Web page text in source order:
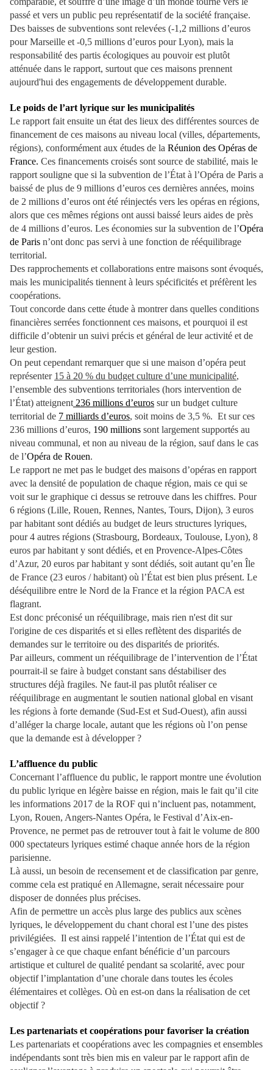
passé et vers un public peu représentatif de la société française.
Des baisses de subventions sont relevées (-1,2 millions d’euros
pour Marseille et -0,5 millions d’euros pour Lyon), mais la
responsabilité des partis écologiques au pouvoir est plutôt
atténuée dans le rapport, surtout que ces maisons prennent
aujourd'hui des engagements de développement durable.
Le poids de l’art lyrique sur les municipalités
Le rapport fait ensuite un état des lieux des différentes sources de
financement de ces maisons au niveau local (villes, départements,
régions), conformément aux études de la Réunion des Opéras de
France. Ces financements croisés sont source de stabilité, mais le
rapport souligne que si la subvention de l’État à l’Opéra de Paris a
baissé de plus de 9 millions d’euros ces dernières années, moins
de 2 millions d’euros ont été réinjectés vers les opéras en régions,
alors que ces mêmes régions ont aussi baissé leurs aides de près
de 4 millions d’euros. Les économies sur la subvention de l’Opéra
de Paris n’ont donc pas servi à une fonction de rééquilibrage
territorial.
Des rapprochements et collaborations entre maisons sont évoqués,
mais les municipalités tiennent à leurs spécificités et préfèrent les
coopérations.
Tout concorde dans cette étude à montrer dans quelles conditions
financières serrées fonctionnent ces maisons, et pourquoi il est
difficile d’obtenir un suivi précis et général de leur activité et de
leur gestion.
On peut cependant remarquer que si une maison d’opéra peut
représenter 15 à 20 % du budget culture d’une municipalité,
l’ensemble des subventions territoriales (hors intervention de
l’État) atteignent 236 millions d’euros sur un budget culture
territorial de 7 milliards d’euros, soit moins de 3,5 %. Et sur ces
236 millions d’euros, 190 millions sont largement supportés au
niveau communal, et non au niveau de la région, sauf dans le cas
de l’Opéra de Rouen.
Le rapport ne met pas le budget des maisons d’opéras en rapport
avec la densité de population de chaque région, mais ce qui se
voit sur le graphique ci dessus se retrouve dans les chiffres. Pour
6 régions (Lille, Rouen, Rennes, Nantes, Tours, Dijon), 3 euros
par habitant sont dédiés au budget de leurs structures lyriques,
pour 4 autres régions (Strasbourg, Bordeaux, Toulouse, Lyon), 8
euros par habitant y sont dédiés, et en Provence-Alpes-Côtes
d’Azur, 20 euros par habitant y sont dédiés, soit autant qu’en Île
de France (23 euros / habitant) où l’État est bien plus présent. Le
déséquilibre entre le Nord de la France et la région PACA est
flagrant.
Est donc préconisé un rééquilibrage, mais rien n'est dit sur
l'origine de ces disparités et si elles reflètent des disparités de
demandes sur le territoire ou des disparités de priorités.
Par ailleurs, comment un rééquilibrage de l’intervention de l’État
pourrait-il se faire à budget constant sans déstabiliser des
structures déjà fragiles. Ne faut-il pas plutôt réaliser ce
rééquilibrage en augmentant le soutien national global en visant
les régions à forte demande (Sud-Est et Sud-Ouest), afin aussi
d’alléger la charge locale, autant que les régions où l’on pense
que la demande est à développer ?
L’affluence du public
Concernant l’affluence du public, le rapport montre une évolution
du public lyrique en légère baisse en région, mais le fait qu’il cite
les informations 2017 de la ROF qui n’incluent pas, notamment,
Lyon, Rouen, Angers-Nantes Opéra, le Festival d’Aix-en-
Provence, ne permet pas de retrouver tout à fait le volume de 800
000 spectateurs lyriques estimé chaque année hors de la région
parisienne.
Là aussi, un besoin de recensement et de classification par genre,
comme cela est pratiqué en Allemagne, serait nécessaire pour
disposer de données plus précises.
Afin de permettre un accès plus large des publics aux scènes
lyriques, le développement du chant choral est l’une des pistes
privilégiées. Il est ainsi rappelé l’intention de l’État qui est de
s’engager à ce que chaque enfant bénéficie d’un parcours
artistique et culturel de qualité pendant sa scolarité, avec pour
objectif l’implantation d’une chorale dans toutes les écoles
élémentaires et collèges. Où en est-on dans la réalisation de cet
objectif ?
Les partenariats et coopérations pour favoriser la création
Les partenariats et coopérations avec les compagnies et ensembles
indépendants sont très bien mis en valeur par le rapport afin de